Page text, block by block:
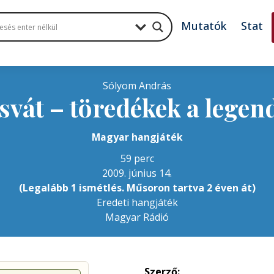
Mutatók Stat
Sólyom András
– töredékek a
Magyar hangjáték
59 perc
2009. június 14.
(Legalább 1 ismétlés. Műsoron tartva 2 éven át)
Eredeti hangjáték
Magyar Rádió